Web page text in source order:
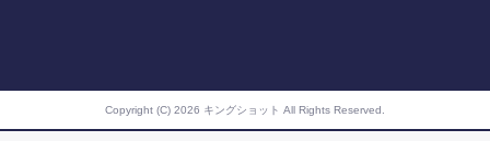
Copyright (C) 2026 キングショット All Rights Reserved.